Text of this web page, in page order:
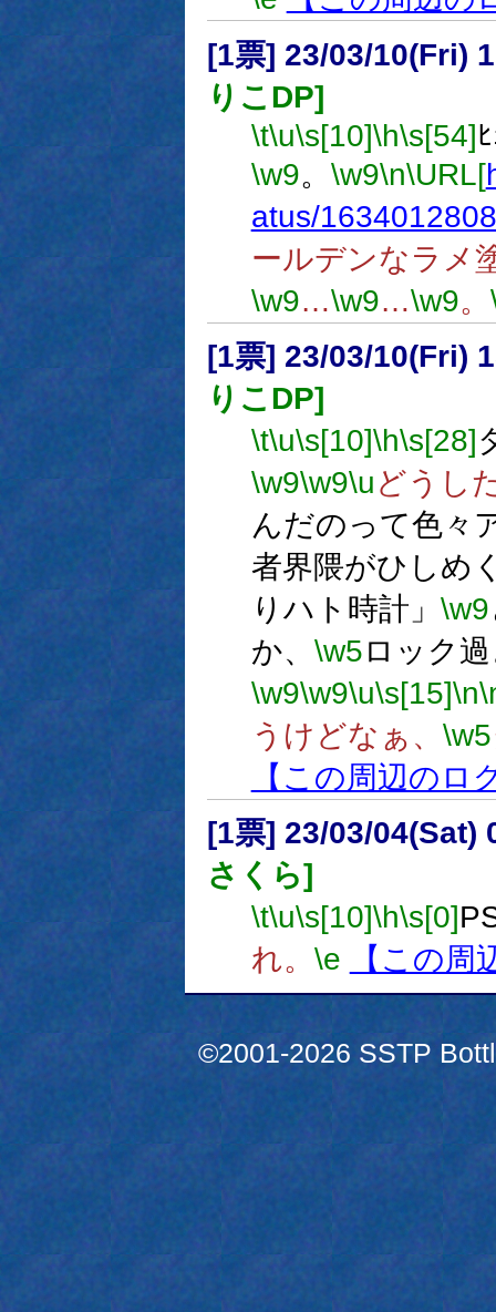
[1票] 23/03/10(Fri)
りこDP]
\t\u\s[10]\h\s[54]
\w9。 \w9\n\URL[
atus/
ールデンなラメ
\w9…\w9…\w9。
[1票] 23/03/10(Fri)
りこDP]
\t\u\s[10]\h\s[28]
\w9\w9\uどうし
んだのって色々
者界隈がひしめ
りハト時計」 \w9
か、 \w5ロック
\w9\w9\u\s[15]\n
うけどなぁ、 \w5
【この周辺のロ
[1票] 23/03/04(Sat)
さくら]
\t\u\s[10]\h\s[0]
れ。 \e 【この周
©2001-2026 SSTP